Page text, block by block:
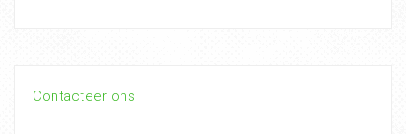
Contacteer ons